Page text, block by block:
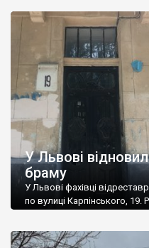
тривали з 25 вересня до 31
«Креативна Фабрика
ремонтно-реставраційні
захристію храму, які були
У Львові
браму
У Львові фахівці
по вулиці Карпінського,
ручку, зняли всі